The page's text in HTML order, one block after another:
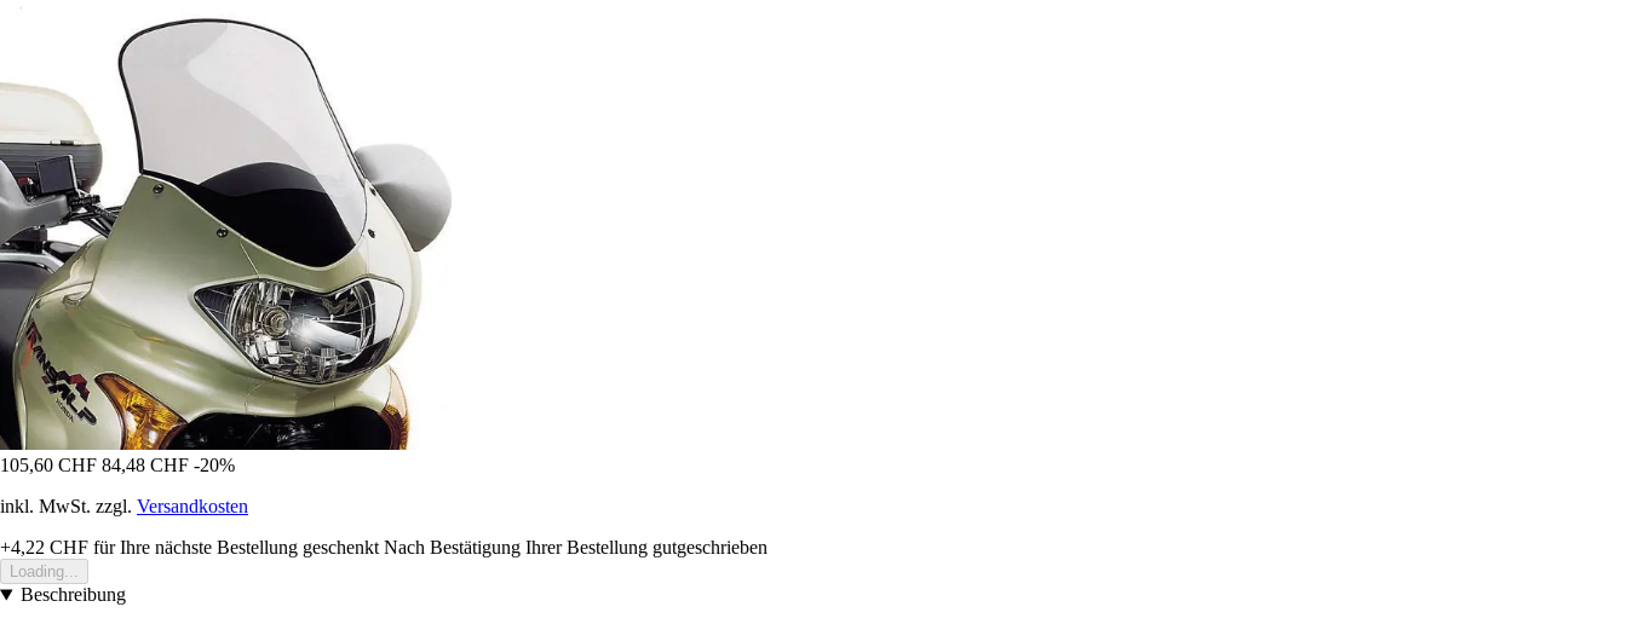
105,60 CHF 84,48 CHF -20%
inkl. MwSt. zzgl. Versandkosten
+4,22 CHF für Ihre nächste Bestellung geschenkt Nach Bestätigung Ihrer Bestellung gutgeschrieben
Loading...
Beschreibung